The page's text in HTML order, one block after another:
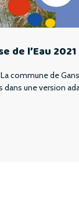
de l’Eau 2021
commune de
dans une version